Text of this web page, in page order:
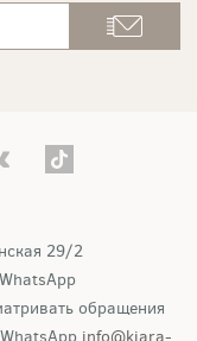
29/2
обращения